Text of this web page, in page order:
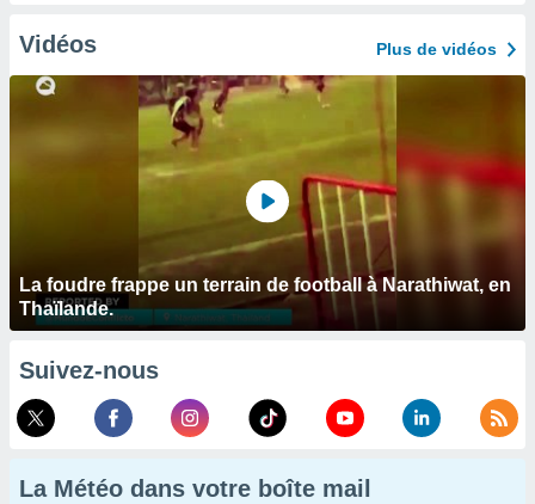
Vidéos Plus de vidéos
La foudre frappe un terrain de football à Narathiwat, en
Thaïlande.
Suivez-nous
La Météo dans votre boîte mail